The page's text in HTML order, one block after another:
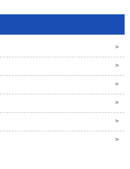
>
>
>
>
>
>